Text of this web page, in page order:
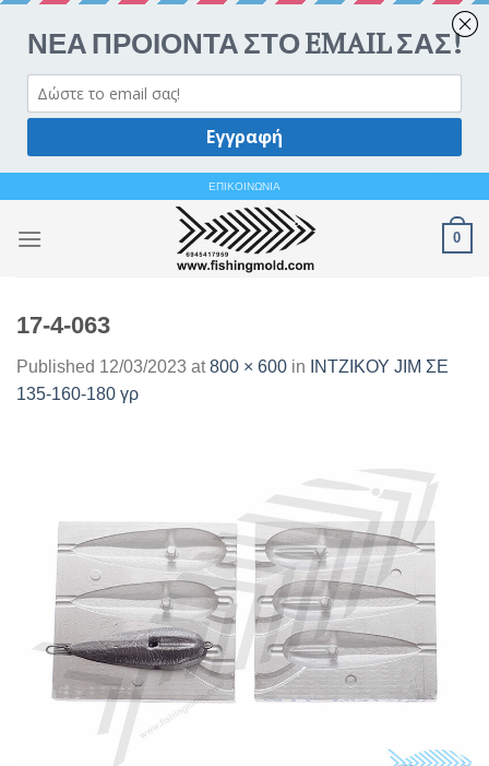
content
ΕΠΙΚΟΙΝΩΝΙΑ
0
17-4-063
Published 12/03/2023 at800 × 600 in
ΙΝΤΖΙΚΟΥ JIM ΣΕ
135-160-180 γρ